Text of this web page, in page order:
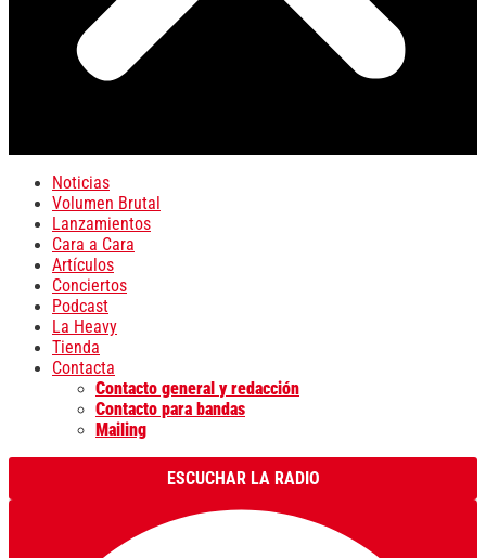
Noticias
Volumen Brutal
Lanzamientos
Cara a Cara
Artículos
Conciertos
Podcast
La Heavy
Tienda
Contacta
Contacto general y redacción
Contacto para bandas
Mailing
ESCUCHAR LA RADIO